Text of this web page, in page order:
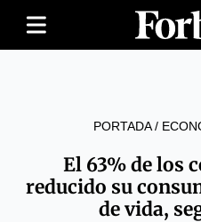
PORTADA/
El 63% de los
reducido su
de vida,